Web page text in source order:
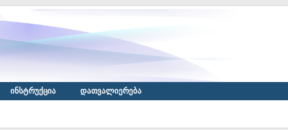
ინსტრუქცია დათვალიერება